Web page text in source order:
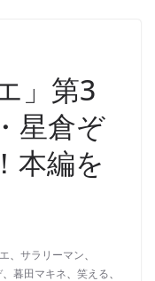
」第3
星倉ぞ
本編を
、 サラリーマン、
、 暮田マキネ、 笑える、